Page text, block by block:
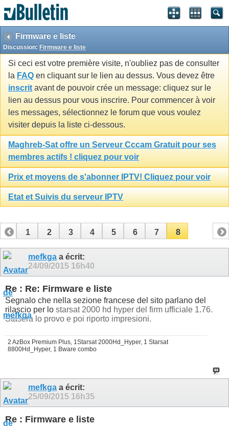
Firmware e liste
Discussion: Firmware e liste
Si ceci est votre première visite, n'oubliez pas de consulter
la FAQ en cliquant sur le lien au dessus. Vous devez être
inscrit avant de pouvoir crée un message: cliquez sur le
lien au dessus pour vous inscrire. Pour commencer à voir
les messages, sélectionnez le forum que vous voulez
visiter depuis la liste ci-dessous.
Maghreb-Sat offre un Serveur Cccam Gratuit pour ses
membres actifs ! cliquez pour voir
Prix et moyens de s'abonner IPTV! Cliquez pour voir
Etat et Suivis du serveur IPTV
1 2 3 4 5 6 7 8
mefkga a écrit:
24/09/2015 16h40
Re : Re: Firmware e liste
Segnalo che nella sezione francese del sito parlano del
rilascio per lo starsat 2000 hd hyper del firm ufficiale 1.76.
Stasera lo provo e poi riporto impresioni.
2 AzBox Premium Plus, 1Starsat 2000Hd_Hyper, 1 Starsat
8800Hd_Hyper, 1 Bware combo
mefkga a écrit:
25/09/2015 16h35
Re : Firmware e liste